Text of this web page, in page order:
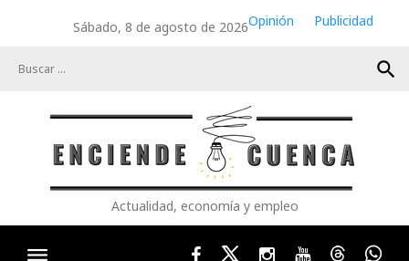
Sábado, 8 de agosto de 2026Opinión
Publicidad
search
Actualidad, economía y empleo